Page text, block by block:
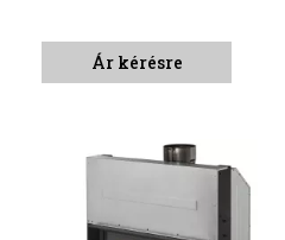
Ár kérésre